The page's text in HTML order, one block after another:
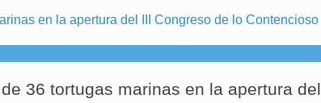
36 tortugas marinas en la apertura del